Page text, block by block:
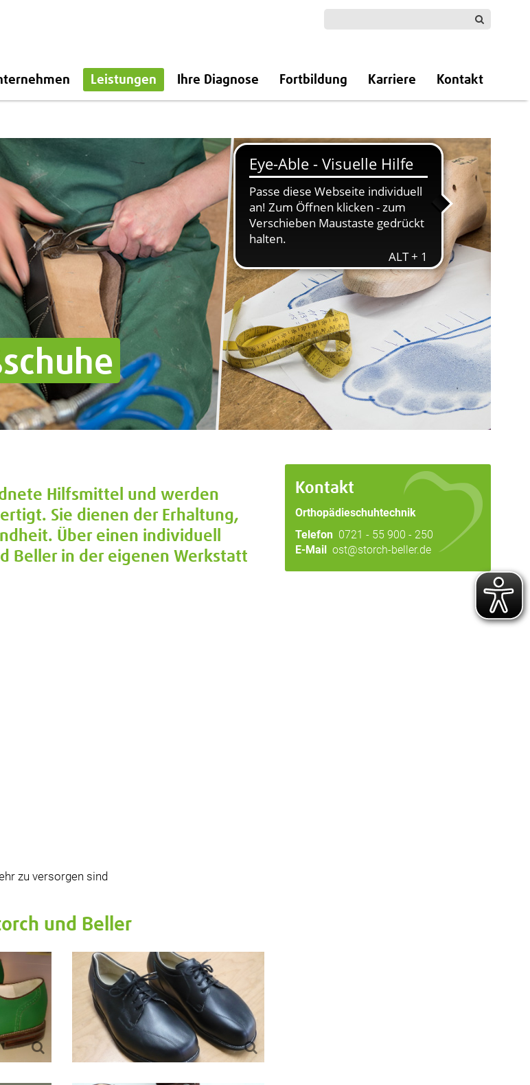
Leistungen Ihre Diagnose Fortbildung Karriere Kontakt
Hilfsmittel und werden
Sie dienen der Erhaltung,
Über einen individuell
Beller in der eigenen Werkstatt
zu versorgen sind
und Beller
Kontakt
Orthopädieschuhtechnik
Telefon 0721 - 55 900 - 250
E-Mail ost@storch-beller.de